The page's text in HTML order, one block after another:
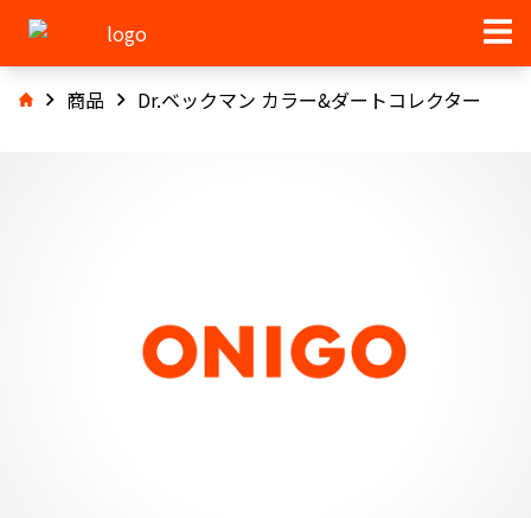
商品 Dr.ベックマン カラー&ダートコレクター